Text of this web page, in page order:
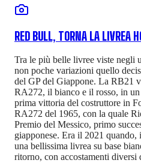
RED BULL, TORNA LA LIVREA
Tra le più belle livree viste negli
non poche variazioni quello
del GP del Giappone. La RB21
RA272, il bianco e il rosso, in
prima vittoria del costruttore in
RA272 del 1965, con la quale
Premio del Messico, primo
giapponese. Era il 2021
una bellissima livrea su base
ritorno, con accostamenti diversi